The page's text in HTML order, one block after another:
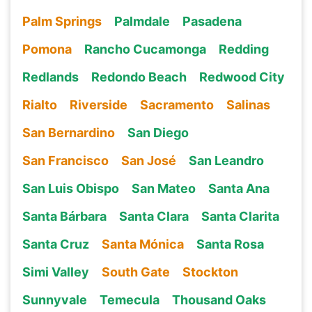
Palm Springs
Palmdale
Pasadena
Pomona
Rancho Cucamonga
Redding
Redlands
Redondo Beach
Redwood City
Rialto
Riverside Sacramento
Salinas
San Bernardino
San Diego
San Francisco
San José
San Leandro
San Luis Obispo
San Mateo
Santa Ana
Santa Bárbara
Santa Clara
Santa Clarita
Santa Cruz
Santa Mónica
Santa Rosa
Simi Valley
South Gate
Stockton
Sunnyvale
Temecula
Thousand Oaks